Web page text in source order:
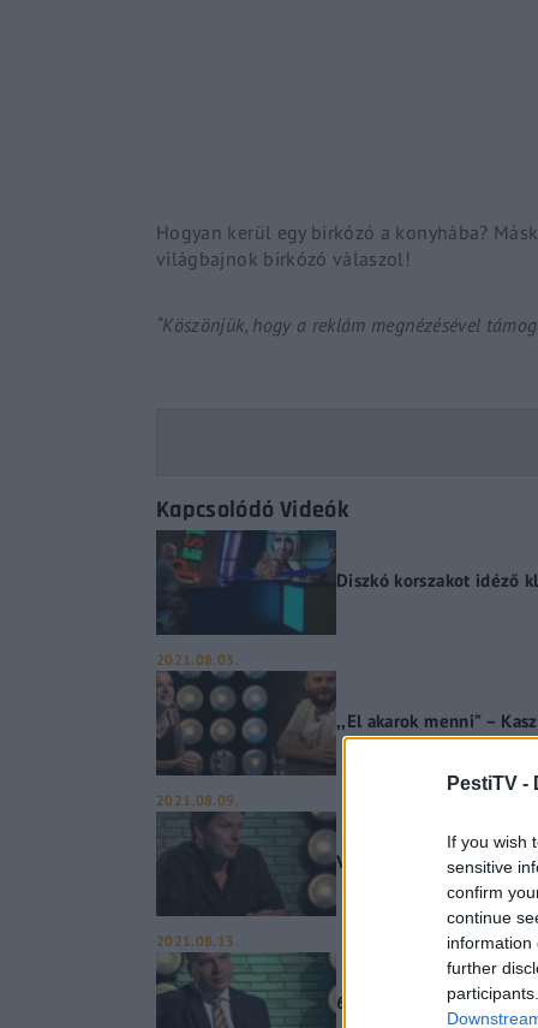
PestiTV -
If you wish
sensitive
confirm
continue
information
further
Hogyan kerül egy birkózó a konyhába?
világbajnok birkózó válaszol!
“Köszönjük, hogy a reklám megnézésével
Kapcsolódó Videók
Diszkó korszakot idéző
2021.08.03.
,,El akarok menni” –
2021.08.09.
Vadonatúj dalt készített
2021.08.13.
6. alkalommal rendezik